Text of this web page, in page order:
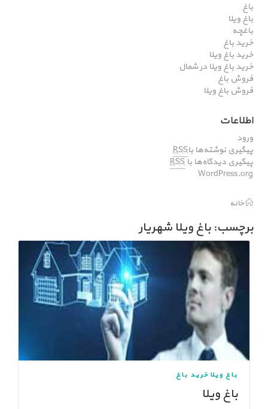
باغ
باغ ویلا
باغچه
خرید باغ
خرید باغ ویلا
خرید باغ ویلا در شمال
فروش باغ
فروش باغ ویلا
اطلاعات
ورود
پیگیری نوشته‌ها باRSS
پیگیری دیدگاه‌ها با RSS
WordPress.org
خانه
برچسب: باغ ویلا شهریار
باغ ویلا خرید باغ
باغ ویلا